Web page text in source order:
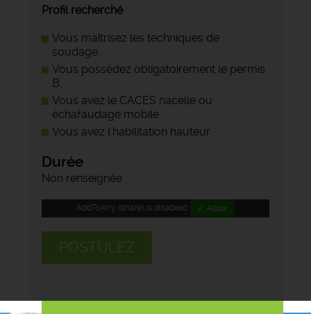
Profil recherché
Vous maîtrisez les techniques de
soudage.
Vous possédez obligatoirement le permis
B.
Vous avez le CACES nacelle ou
échafaudage mobile
Vous avez l'habilitation hauteur
Durée
Non renseignée
AddToAny (share) is disabled. ✓ Allow
POSTULEZ